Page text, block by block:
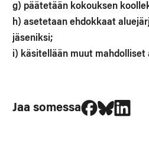
g) päätetään kokouksen
h) asetetaan ehdokkaat
jäseniksi;
i) käsitellään muut mahdolliset
Jaa somessa
Jaa Facebookissa
Jaa Jaa